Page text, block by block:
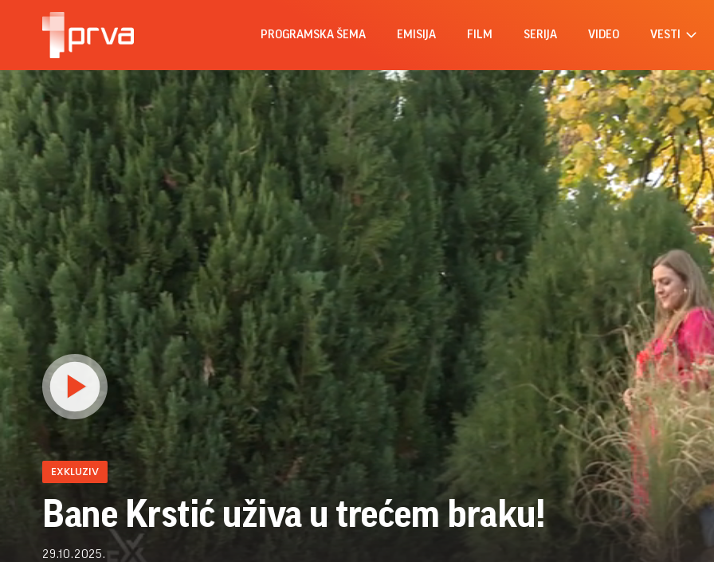
PROGRAMSKA ŠEMA EMISIJA FILM SERIJA VIDEO VESTI
EXKLUZIV
Bane Krstić uživa u trećem braku!
29.10.2025.